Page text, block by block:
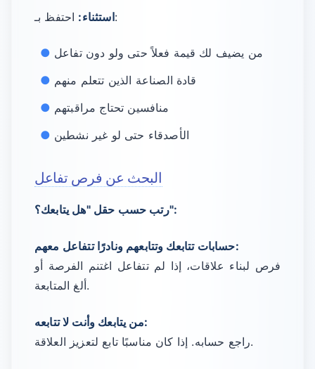
استثناء:احتفظ بـ:
من يضيف لك قيمة فعلاً حتى ولو دون تفاعل
قادة الصناعة الذين تتعلم منهم
منافسين تحتاج مراقبتهم
الأصدقاء حتى لو غير نشطين
البحث عن فرص تفاعل
رتب حسب حقل "هل يتابعك؟":
حسابات تتابعك وتتابعهم ونادرًا تتفاعل معهم:
فرص لبناء علاقات، إذا لم تتفاعل اغتنم الفرصة أو
ألغ المتابعة.
من يتابعك وأنت لا تتابعه:
راجع حسابه. إذا كان مناسبًا تابع لتعزيز العلاقة.